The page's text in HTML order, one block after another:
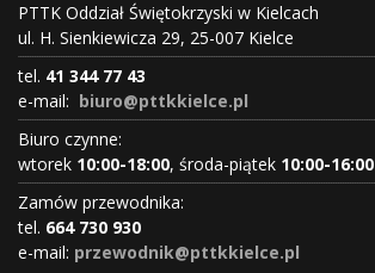
PTTK Oddział Świętokrzyski w Kielcach
ul. H. Sienkiewicza 29, 25-007 Kielce
tel. 41 344 77 43
e-mail: biuro@pttkkielce.pl
Biuro czynne:
wtorek 10:00-18:00, środa-piątek 10:00-16:00
Zamów przewodnika:
tel. 664 730 930
e-mail: przewodnik@pttkkielce.pl